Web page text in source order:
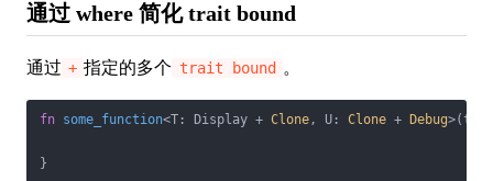
通过 where 简化 trait bound
通过 + 指定的多个 trait bound 。
fn some_function<T: Display + Clone, U: Clone + Debug>(t:
}